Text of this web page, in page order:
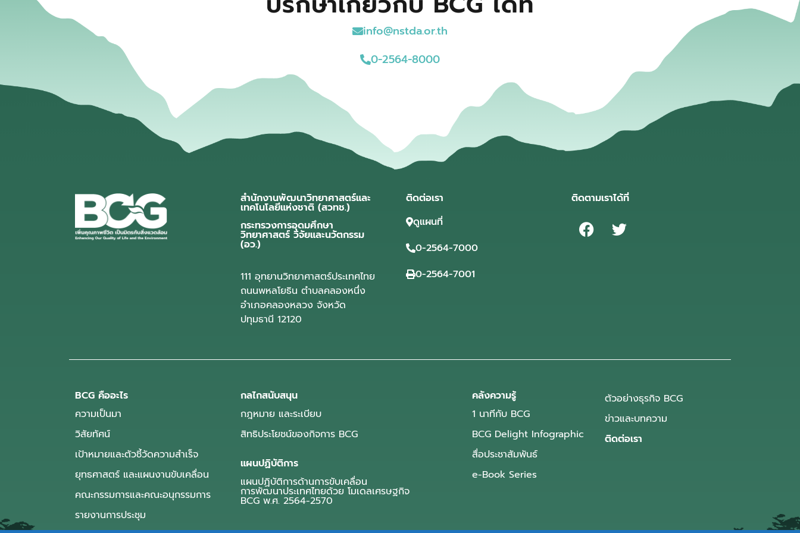
info@nstda.or.th
0-2564-8000
สำนักงานพัฒนาวิทยาศาสตร์และ
เทคโนโลยีแห่งชาติ (สวทช.)
กระทรวงการอุดมศึกษา
วิทยาศาสตร์ วิจัยและนวัตกรรม
(อว.)
111 อุทยานวิทยาศาสตร์ประเทศไทย
ถนนพหลโยธิน ตำบลคลองหนึ่ง
อำเภอคลองหลวง จังหวัด
ปทุมธานี 12120
ติดต่อเรา
ดูแผนที่
0-2564-7000
0-2564-7001
ติดตามเราได้ที่
BCG คืออะไร
ความเป็นมา
วิสัยทัศน์
เป้าหมายและตัวชี้วัดความสำเร็จ
ยุทธศาสตร์ และแผนงานขับเคลื่อน
คณะกรรมการและคณะอนุกรรมการ
รายงานการประชุม
กลไกสนับสนุน
กฎหมาย และระเบียบ
สิทธิประโยชน์ของกิจการ BCG
แผนปฏิบัติการ
แผนปฏิบัติการด้านการขับเคลื่อน
การพัฒนาประเทศไทยด้วย โมเดลเศรษฐกิจ
BCG พ.ศ. 2564-2570
คลังความรู้
1 นาทีกับ BCG
BCG Delight Infographic
สื่อประชาสัมพันธ์
e-Book Series
ตัวอย่างธุรกิจ BCG
ข่าวและบทความ
ติดต่อเรา